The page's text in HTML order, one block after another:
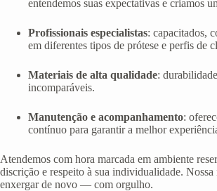
entendemos suas expectativas e criamos
Profissionais especialistas: capacitados,
em diferentes tipos de prótese e perfis de
Materiais de alta qualidade:
incomparáveis.
Manutenção e acompanhamento:
contínuo para garantir a melhor
Atendemos com hora marcada em ambiente
discrição e respeito à sua individualidade. Nossa
enxergar de novo — com orgulho.